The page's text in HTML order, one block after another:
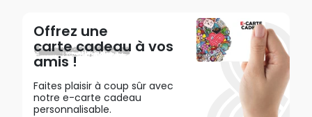
Offrez une
carte cadeau à vos
amis !
Faites plaisir à coup sûr avec
notre e-carte cadeau
personnalisable.